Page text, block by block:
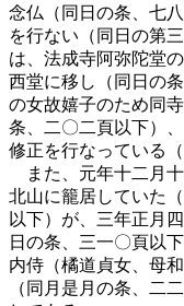
念仏（同日の条、七
を行ない（同日の第
は、法成寺阿弥陀堂
西堂に移し（同日の
の女故嬉子のため同
条、二〇二頁以下）
修正を行なっている
また、元年十二月十
北山に籠居していた
以下）が、三年正月
日の条、三一〇頁以
内侍（橘道貞女、母
（同月是月の条、二